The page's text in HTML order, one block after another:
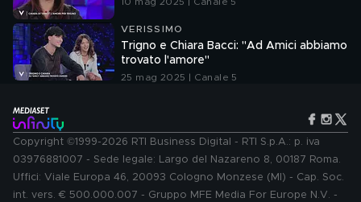
VERISSIMO
Trigno e Chiara Bacci: "Ad Amici abbiamo
trovato l'amore"
25 mag 2025 | Canale 5
Copyright ©1999-2026 RTI Business Digital - RTI S.p.A.: p. iva
03976881007 - Sede legale: Largo del Nazareno 8, 00187 Roma.
Uffici: Viale Europa 46, 20093 Cologno Monzese (MI) - Cap. Soc.
int. vers. € 500.000.007 - Gruppo MFE Media For Europe N.V. -